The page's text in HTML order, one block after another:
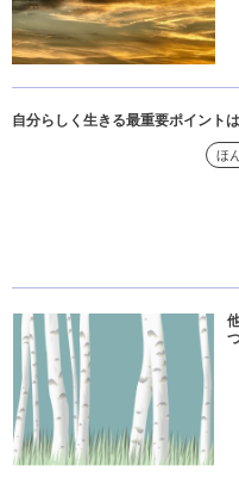
自分らしく生きる最重要ポイント
ほ